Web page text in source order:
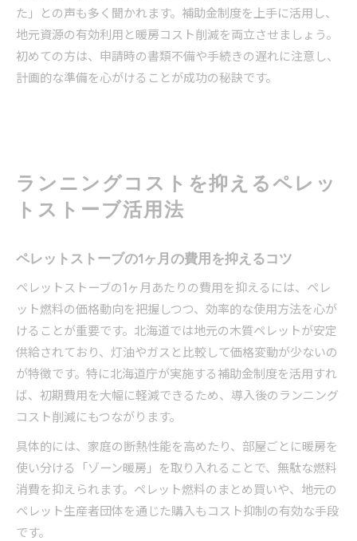
た」との声も多く聞かれます。補助金制度を上手に活用し、
地元資源の有効利用と暖房コスト削減を両立させましょう。
初めての方は、申請時の書類不備や手続きの遅れに注意し、
計画的な準備を心がけることが成功の秘訣です。
ランニングコストを抑えるペレッ
トストーブ活用法
ペレットストーブの1ヶ月の費用を抑えるコツ
ペレットストーブの1ヶ月あたりの費用を抑えるには、ペレ
ット燃料の価格動向を把握しつつ、効率的な使用方法を心が
けることが重要です。北海道では地元の木質ペレットが安定
供給されており、灯油やガスと比較して価格変動が少ないの
が特徴です。特に北海道庁が実施する補助金制度を活用すれ
ば、初期費用を大幅に軽減できるため、導入後のランニング
コスト削減にもつながります。
具体的には、家庭の断熱性能を高めたり、部屋ごとに暖房を
使い分ける「ゾーン暖房」を取り入れることで、無駄な燃料
消費を抑えられます。ペレット燃料のまとめ買いや、地元の
ペレット生産者団体を通じた購入もコスト抑制の有効な手段
です。